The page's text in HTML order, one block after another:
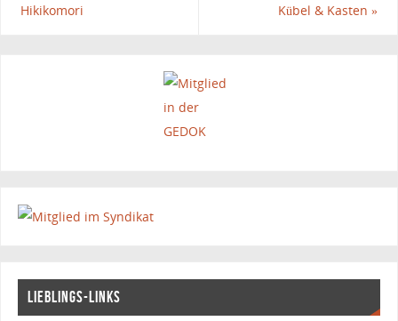
Hikikomori
Kübel & Kasten»
LIEBLINGS-LINKS